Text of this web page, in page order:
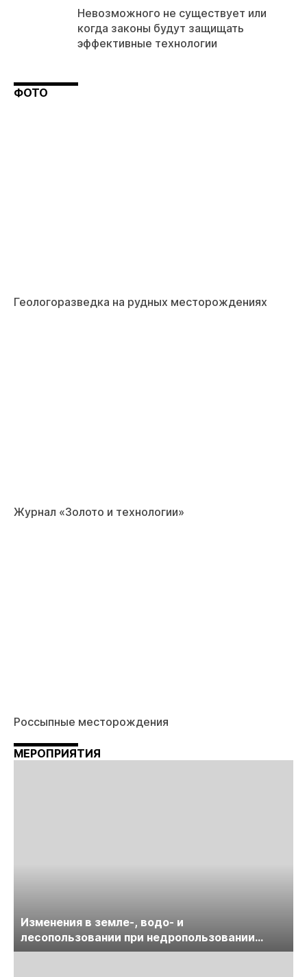
Невозможного не существует или
когда законы будут защищать
эффективные технологии
ФОТО
Геологоразведка на рудных месторождениях
Журнал «Золото и технологии»
Россыпные месторождения
МЕРОПРИЯТИЯ
Изменения в земле-, водо- и
лесопользовании при недропользовании
обсудят на семинаре «ПравоТЭК»